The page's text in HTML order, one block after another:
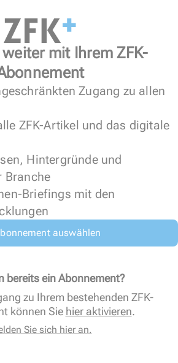
mit Ihrem ZFK-
Zugang zu allen
ZFK-Artikel und das digitale
Hintergründe und
Branche
Briefings mit den
auswählen
bereits ein Abonnement?
zu Ihrem bestehenden ZFK-
können Sie hier aktivieren.
Sie sich hier an.